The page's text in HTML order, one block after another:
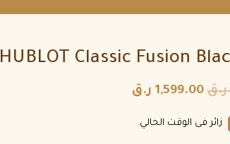
HUBLOT Classic Fusion
ر.ق 1,599.00 ر.ق
زائر فى الوقت الحالي.